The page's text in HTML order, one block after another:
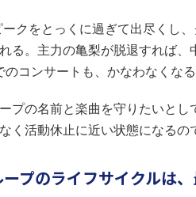
クをとっくに過ぎて出尽くし
る。主力の亀梨が脱退すれば、
コンサートも、かなわなくなる
プの名前と楽曲を守りたいとし
く活動休止に近い状態になるの
プのライフサイクルは